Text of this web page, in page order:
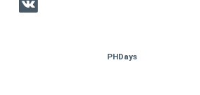
PHDays